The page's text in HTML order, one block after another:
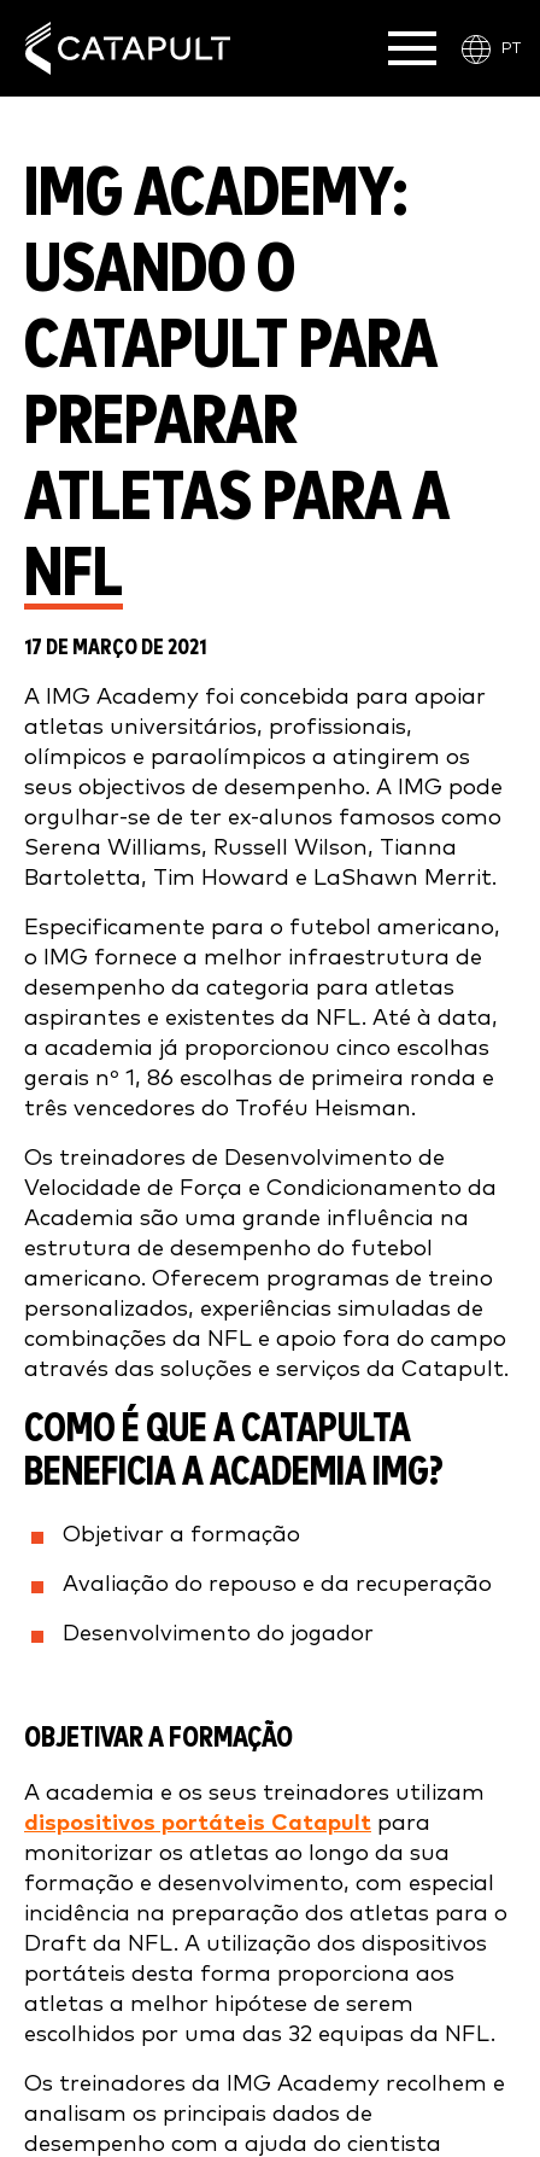
PT
IMG ACADEMY:
USANDO O
CATAPULT PARA
PREPARAR
ATLETAS PARA A
NFL
17 DE MARÇO DE 2021
A IMG Academy foi concebida para apoiar
atletas universitários, profissionais,
olímpicos e paraolímpicos a atingirem os
seus objectivos de desempenho. A IMG pode
orgulhar-se de ter ex-alunos famosos como
Serena Williams, Russell Wilson, Tianna
Bartoletta, Tim Howard e LaShawn Merrit.
Especificamente para o futebol americano,
o IMG fornece a melhor infraestrutura de
desempenho da categoria para atletas
aspirantes e existentes da NFL. Até à data,
a academia já proporcionou cinco escolhas
gerais nº 1, 86 escolhas de primeira ronda e
três vencedores do Troféu Heisman.
Os treinadores de Desenvolvimento de
Velocidade de Força e Condicionamento da
Academia são uma grande influência na
estrutura de desempenho do futebol
americano. Oferecem programas de treino
personalizados, experiências simuladas de
combinações da NFL e apoio fora do campo
através das soluções e serviços da Catapult.
COMO É QUE A CATAPULTA
BENEFICIA A ACADEMIA IMG?
Objetivar a formação
Avaliação do repouso e da recuperação
Desenvolvimento do jogador
OBJETIVAR A FORMAÇÃO
A academia e os seus treinadores utilizam
dispositivos portáteis Catapult para
monitorizar os atletas ao longo da sua
formação e desenvolvimento, com especial
incidência na preparação dos atletas para o
Draft da NFL. A utilização dos dispositivos
portáteis desta forma proporciona aos
atletas a melhor hipótese de serem
escolhidos por uma das 32 equipas da NFL.
Os treinadores da IMG Academy recolhem e
analisam os principais dados de
desempenho com a ajuda do cientista